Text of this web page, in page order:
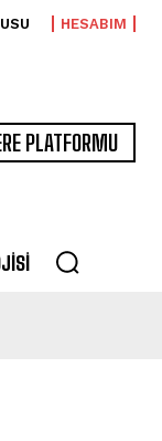
HESABIM
PLATFORMU